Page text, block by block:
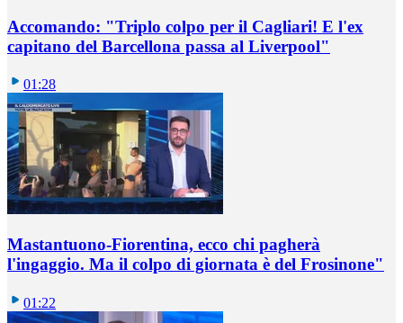
Accomando: "Triplo colpo per il Cagliari! E l'ex
capitano del Barcellona passa al Liverpool"
01:28
Mastantuono-Fiorentina, ecco chi pagherà
l'ingaggio. Ma il colpo di giornata è del Frosinone"
01:22